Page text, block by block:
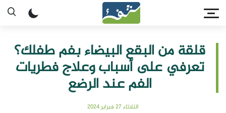
قلقة من البقع البيضاء بفم طفلك؟
تعرفي على أسباب وعلاج فطريات
الفم عند الرضع
الثلاثاء 27 فبراير 2024